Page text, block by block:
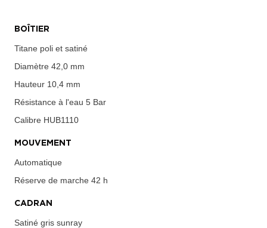
BOÎTIER
Titane poli et satiné
Diamètre 42,0 mm
Hauteur 10,4 mm
Résistance à l'eau 5 Bar
Calibre HUB1110
MOUVEMENT
Automatique
Réserve de marche 42 h
CADRAN
Satiné gris sunray